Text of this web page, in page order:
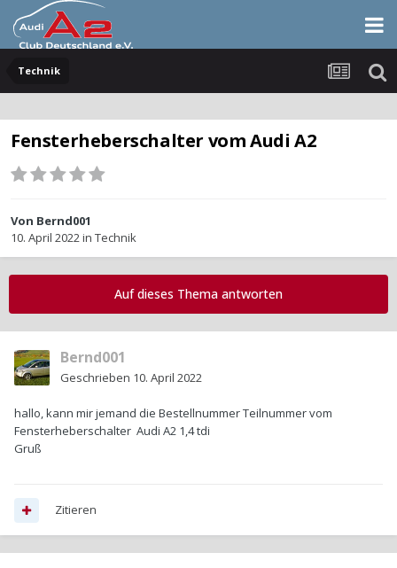
Technik
Fensterheberschalter vom Audi A2
Von Bernd001
10. April 2022in Technik
Auf dieses Thema antworten
Bernd001
Geschrieben 10. April 2022
hallo, kann mir jemand die Bestellnummer Teilnummer vom
Fensterheberschalter Audi A2 1,4 tdi
Gruß
Zitieren